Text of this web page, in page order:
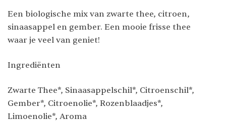
Een biologische mix van zwarte thee, citroen,
sinaasappel en gember. Een mooie frisse thee
waar je veel van geniet!
Ingrediënten
Zwarte Thee*, Sinaasappelschil*, Citroenschil*,
Gember*, Citroenolie*, Rozenblaadjes*,
Limoenolie*, Aroma